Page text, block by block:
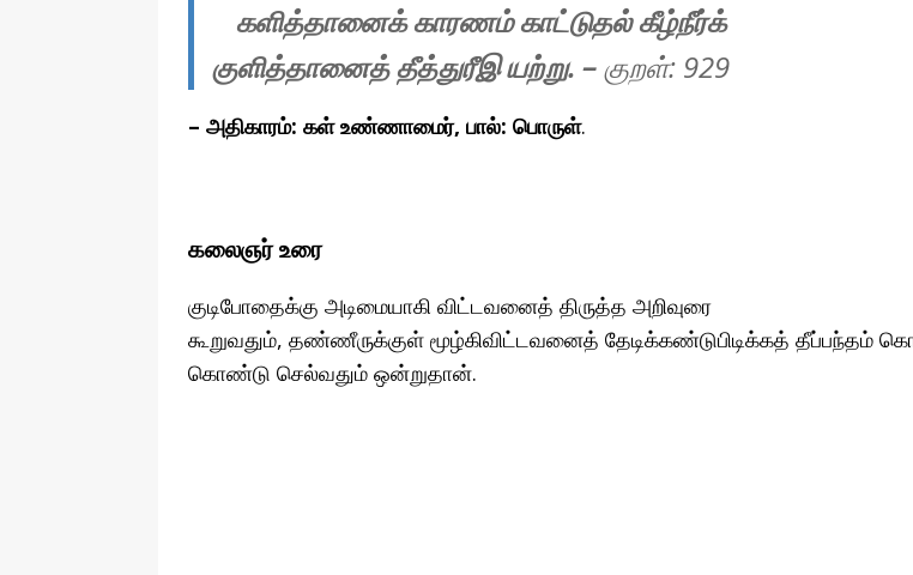
களித்தானைக் காரணம் காட்டுதல் கீழ்நீர்க்
குளித்தானைத் தீத்துரீஇ யற்று. –குறள்: 929
– அதிகாரம்: கள் உண்ணாமைர், பால்: பொருள்.
கலைஞர் உரை
குடிபோதைக்கு அடிமையாகி விட்டவனைத் திருத்த அறிவுரை
கூறுவதும், தண்ணீருக்குள் மூழ்கிவிட்டவனைத் தேடிக்கண்டுபிடிக்கத் தீப்பந்தம்
கொண்டு செல்வதும் ஒன்றுதான்.